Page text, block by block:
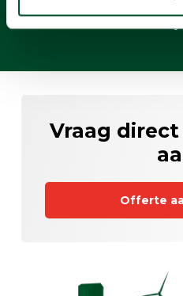
Vraag direct
Offerte